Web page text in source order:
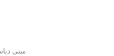
مبنى دباس